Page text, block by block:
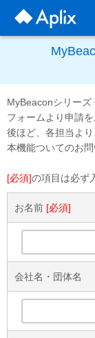
MyBeaconシリー
フォームより申請を
後ほど、各担当より
本機能ついてのお
[必須]の項目は必ず
お名前 [必須]
会社名・団体名